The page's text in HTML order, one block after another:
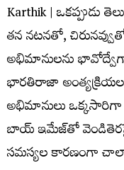
Karthik | ఒకప్పుడు
తన నటనతో,
అభిమానులను
భారతిరాజా
అభిమానులు ఒక్కసారిగా
బాయ్ ఇమేజ్‌తో
సమస్యల కారణంగా